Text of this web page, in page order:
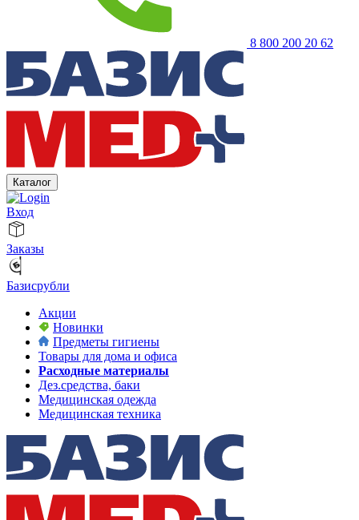
8 800 200 20 62
Каталог
Вход
Заказы
Базисрубли
Акции
Новинки
Предметы гигиены
Товары для дома и офиса
Расходные материалы
Дез.средства, баки
Медицинская одежда
Медицинская техника